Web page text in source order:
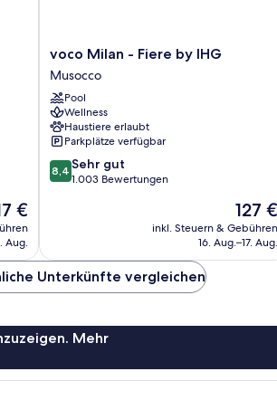
€
Aug.
voco
Milan
-
Fiere
by
IHG
Musocco
voco Milan - Fiere by IHG
Musocco
Pool
Wellness
Haustiere erlaubt
Parkplätze verfügbar
8.4
von
Bewertungen
8,4 Sehr gut
1.003 Bewertungen
Der
Preis
beträgt
127 €
inkl. Steuern & Gebühren
16. Aug.–17. Aug.
Unterkünfte vergleichen
Mehr